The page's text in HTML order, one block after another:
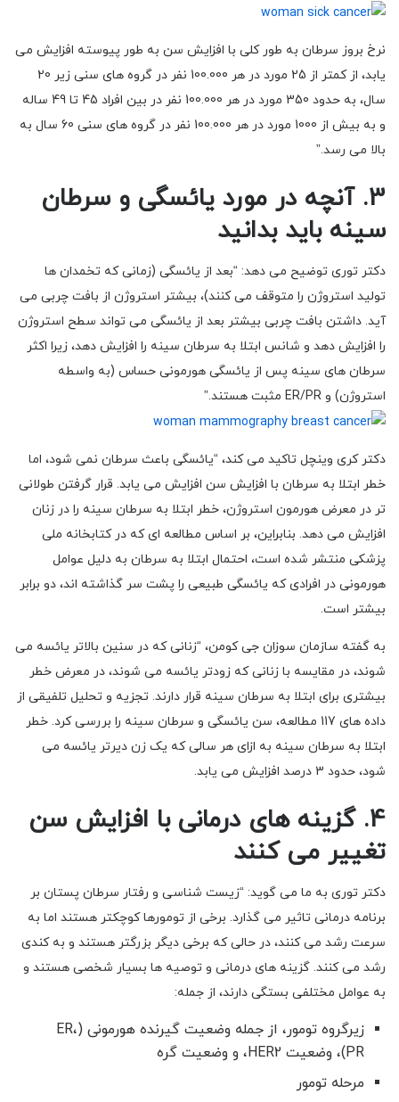
نرخ بروز سرطان به طور کلی با افزایش سن به طور پیوسته افزایش می
یابد، از کمتر از 25 مورد در هر 100.000 نفر در گروه های سنی زیر 20
سال، به حدود 350 مورد در هر 100.000 نفر در بین افراد 45 تا 49 ساله
و به بیش از 1000 مورد در هر 100.000 نفر در گروه های سنی 60 سال به
بالا می رسد.”
3. آنچه در مورد یائسگی و سرطان
سینه باید بدانید
دکتر توری توضیح می دهد: “بعد از یائسگی (زمانی که تخمدان ها
تولید استروژن را متوقف می کنند)، بیشتر استروژن از بافت چربی می
آید. داشتن بافت چربی بیشتر بعد از یائسگی می تواند سطح استروژن
را افزایش دهد و شانس ابتلا به سرطان سینه را افزایش دهد، زیرا اکثر
سرطان های سینه پس از یائسگی هورمونی حساس (به واسطه
استروژن) و ER/PR مثبت هستند.”
دکتر کری وینچل تاکید می کند، “یائسگی باعث سرطان نمی شود، اما
خطر ابتلا به سرطان با افزایش سن افزایش می یابد. قرار گرفتن طولانی
تر در معرض هورمون استروژن، خطر ابتلا به سرطان سینه را در زنان
افزایش می دهد. بنابراین، بر اساس مطالعه ای که در کتابخانه ملی
پزشکی منتشر شده است، احتمال ابتلا به سرطان به دلیل عوامل
هورمونی در افرادی که یائسگی طبیعی را پشت سر گذاشته اند، دو برابر
بیشتر است.
به گفته سازمان سوزان جی کومن، “زنانی که در سنین بالاتر یائسه می
شوند، در مقایسه با زنانی که زودتر یائسه می شوند، در معرض خطر
بیشتری برای ابتلا به سرطان سینه قرار دارند. تجزیه و تحلیل تلفیقی از
داده های 117 مطالعه، سن یائسگی و سرطان سینه را بررسی کرد. خطر
ابتلا به سرطان سینه به ازای هر سالی که یک زن دیرتر یائسه می
شود، حدود 3 درصد افزایش می یابد.
4. گزینه های درمانی با افزایش سن
تغییر می کنند
دکتر توری به ما می گوید: “زیست شناسی و رفتار سرطان پستان بر
برنامه درمانی تاثیر می گذارد. برخی از تومورها کوچکتر هستند اما به
سرعت رشد می کنند، در حالی که برخی دیگر بزرگتر هستند و به کندی
رشد می کنند. گزینه های درمانی و توصیه ها بسیار شخصی هستند و
به عوامل مختلفی بستگی دارند، از جمله:
زیرگروه تومور، از جمله وضعیت گیرنده هورمونی (ER،
PR)، وضعیت HER2، و وضعیت گره
مرحله تومور